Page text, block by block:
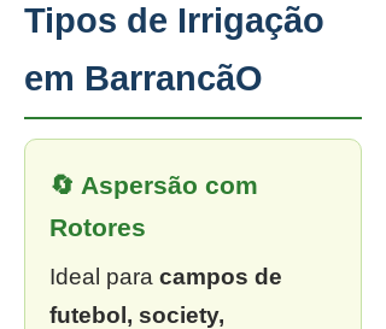
Tipos de Irrigação
em BarrancãO
🔄 Aspersão com
Rotores
Ideal para campos de
futebol, society,